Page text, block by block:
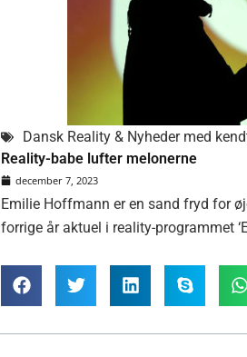
Dansk Reality & Nyheder med
Reality-babe lufter melonerne
december 7, 2023
Emilie Hoffmann er en sand fryd for
forrige år aktuel i reality-programmet